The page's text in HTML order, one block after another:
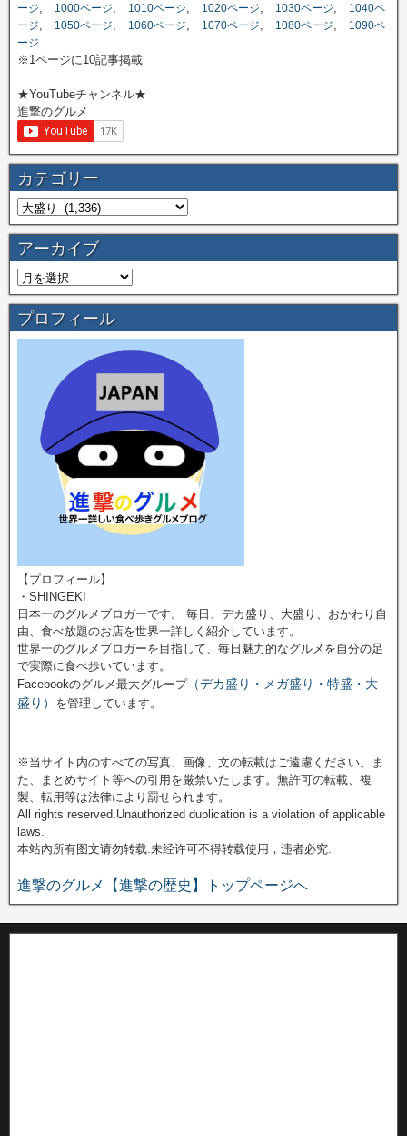
ージ, 1000ページ, 1010ページ, 1020ページ, 1030ページ,
1040ペ
ージ, 1050ページ, 1060ページ, 1070ページ, 1080ページ,
1090ペ
ージ
※1ページに10記事掲載
★YouTubeチャンネル★
進撃のグルメ
カテゴリー
アーカイブ
プロフィール
【プロフィール】
・SHINGEKI
日本一のグルメブロガーです。 毎日、デカ盛り、大盛り、おかわり自
由、食べ放題のお店を世界一詳しく紹介しています。
世界一のグルメブロガーを目指して、毎日魅力的なグルメを自分の足
で実際に食べ歩いています。
Facebookのグルメ最大グループ（デカ盛り・メガ盛り・特盛・大
盛り） を管理しています。
※当サイト内のすべての写真、画像、文の転載はご遠慮ください。ま
た、まとめサイト等への引用を厳禁いたします。無許可の転載、複
製、転用等は法律により罰せられます。
All rights reserved.Unauthorized duplication is a violation of applicable
laws.
本站內所有图文请勿转载.未经许可不得转载使用，违者必究.
進撃のグルメ【進撃の歴史】トップページへ